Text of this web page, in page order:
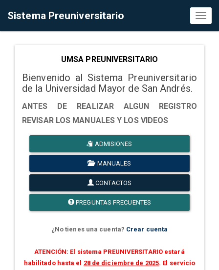
Sistema Preuniversitario
UMSA PREUNIVERSITARIO
Bienvenido al Sistema Preuniversitario
de la Universidad Mayor de San Andrés.
ANTES DE REALIZAR ALGUN REGISTRO
REVISAR LOS MANUALES Y LOS VIDEOS
ADMISIONES
MANUALES
CONTACTOS
PREGUNTAS FRECUENTES
¿No tienes una cuenta? Crear cuenta
ATENCIÓN: El sistema PREUNIVERSITARIO estará
habilitado hasta el 28 de diciembre de 2025. El servicio